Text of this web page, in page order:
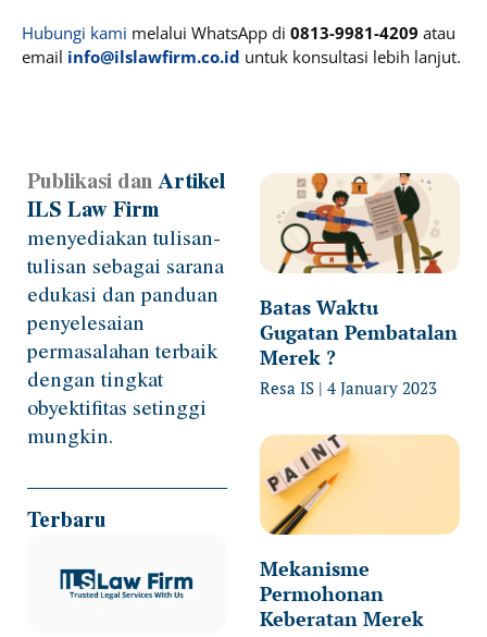
Hubungi kami melalui WhatsApp di 0813-9981-4209 atau
email info@ilslawfirm.co.id untuk konsultasi lebih lanjut.
Publikasi danArtikel
ILS Law Firm
menyediakan tulisan-
tulisan sebagai sarana
edukasi dan panduan
penyelesaian
permasalahan terbaik
dengan tingkat
obyektifitas setinggi
mungkin.
Terbaru
Batas Waktu
Gugatan Pembatalan
Merek ?
Resa IS 4 January 2023
Mekanisme
Permohonan
Keberatan Merek
PagePagePage Page